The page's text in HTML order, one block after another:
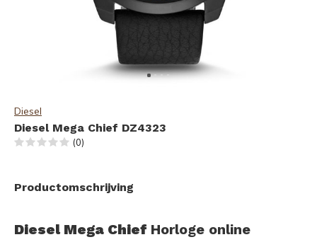
Diesel
Diesel Mega Chief DZ4323
(0)
Productomschrijving
Diesel Mega Chief Horloge online